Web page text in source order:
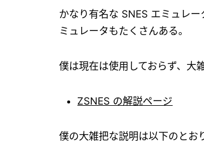
かなり有名な SNES エミュレ
ミュレータもたくさんある。
僕は現在は使用しておらず、大
ZSNES の解説ページ
僕の大雑把な説明は以下のとお